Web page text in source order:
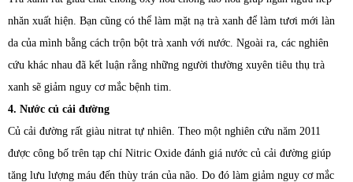
nhăn xuất hiện. Bạn cũng có thể làm mặt nạ trà xanh để làm tươi mới làn
da của mình bằng cách trộn bột trà xanh với nước. Ngoài ra, các nghiên
cứu khác nhau đã kết luận rằng những người thường xuyên tiêu thụ trà
xanh sẽ giảm nguy cơ mắc bệnh tim.
4. Nước củ cải đường
Củ cải đường rất giàu nitrat tự nhiên. Theo một nghiên cứu năm 2011
được công bố trên tạp chí Nitric Oxide đánh giá nước củ cải đường giúp
tăng lưu lượng máu đến thùy trán của não. Do đó làm giảm nguy cơ mắc